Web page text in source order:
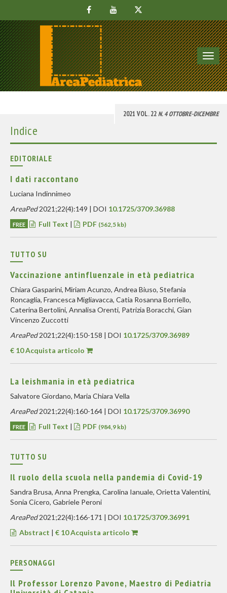
2021 VOL. 22N. 4 OTTOBRE-DICEMBRE
Indice
EDITORIALE
I dati raccontano
Luciana Indinnimeo
AreaPed2021;22(4):149 | DOI 10.1725/3709.36988
FREE Full Text | PDF (562,5 kb)
TUTTO SU
Vaccinazione antinfluenzale in età pediatrica
Chiara Gasparini, Miriam Acunzo, Andrea Biuso, Stefania
Roncaglia, Francesca Migliavacca, Catia Rosanna Borriello,
Caterina Bertolini, Annalisa Orenti, Patrizia Boracchi, Gian
Vincenzo Zuccotti
AreaPed2021;22(4):150-158 | DOI 10.1725/3709.36989
€ 10 Acquista articolo
La leishmania in età pediatrica
Salvatore Giordano, Maria Chiara Vella
AreaPed2021;22(4):160-164 | DOI 10.1725/3709.36990
FREE Full Text | PDF (984,9 kb)
TUTTO SU
Il ruolo della scuola nella pandemia di Covid-19
Sandra Brusa, Anna Prengka, Carolina Ianuale, Orietta Valentini,
Sonia Cicero, Gabriele Peroni
AreaPed2021;22(4):166-171 | DOI 10.1725/3709.36991
Abstract | € 10 Acquista articolo
PERSONAGGI
Il Professor Lorenzo Pavone, Maestro di Pediatria